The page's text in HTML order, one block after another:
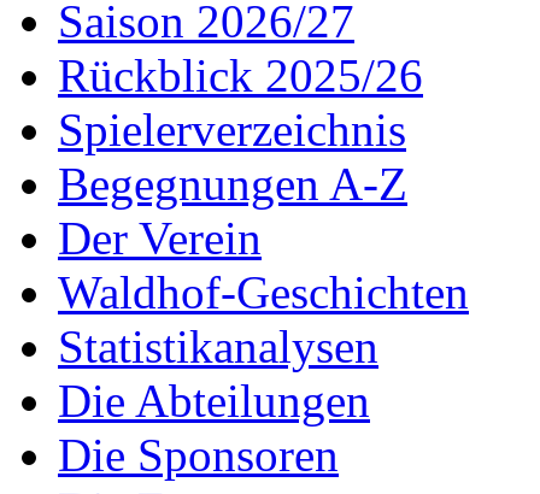
Saison 2026/27
Rückblick 2025/26
Spielerverzeichnis
Begegnungen A-Z
Der Verein
Waldhof-Geschichten
Statistikanalysen
Die Abteilungen
Die Sponsoren